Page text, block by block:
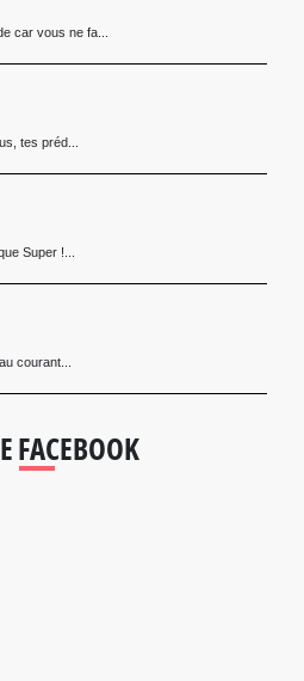
car vous ne fa...
tes préd...
Super !...
courant...
FACEBOOK